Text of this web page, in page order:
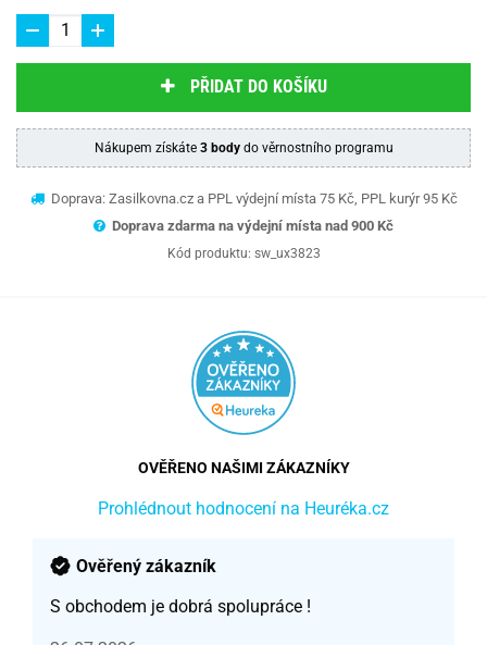
PŘIDAT DO KOŠÍKU
Nákupem získáte 3 bodydo věrnostního programu
Doprava: Zasilkovna.cz a PPL výdejní místa 75 Kč, PPL kurýr 95 Kč
Doprava zdarma na výdejní místa nad 900 Kč
Kód produktu: sw_ux3823
OVĚŘENO NAŠIMI ZÁKAZNÍKY
Prohlédnout hodnocení na Heuréka.cz
Ověřený zákazník
S obchodem je dobrá spolupráce !